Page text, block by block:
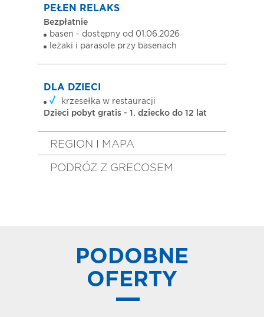
PEŁEN RELAKS
Bezpłatnie
basen - dostępny od 01.06.2026
leżaki i parasole przy basenach
DLA DZIECI
krzesełka w restauracji
Dzieci pobyt gratis - 1. dziecko do 12 lat
REGION I MAPA
PODRÓŻ Z GRECOSEM
PODOBNE
OFERTY